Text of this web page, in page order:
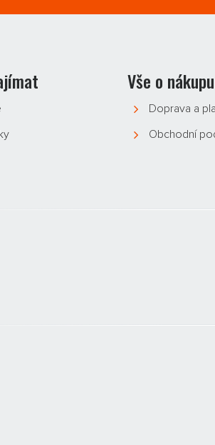
Vše o nákupu
Doprava a
Obchodní